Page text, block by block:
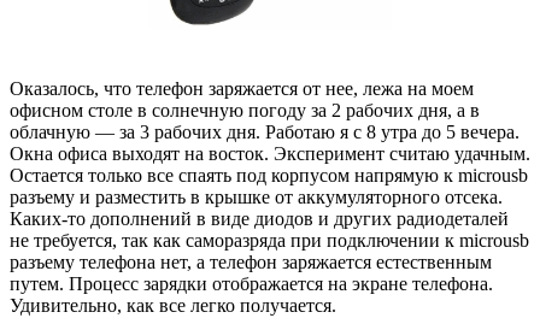
Оказалось, что телефон заряжается от нее, лежа на моем
офисном столе в солнечную погоду за 2 рабочих дня, а в
облачную — за 3 рабочих дня. Работаю я с 8 утра до 5 вечера.
Окна офиса выходят на восток. Эксперимент считаю удачным.
Остается только все спаять под корпусом напрямую к microusb
разъему и разместить в крышке от аккумуляторного отсека.
Каких-то дополнений в виде диодов и других радиодеталей
не требуется, так как саморазряда при подключении к microusb
разъему телефона нет, а телефон заряжается естественным
путем. Процесс зарядки отображается на экране телефона.
Удивительно, как все легко получается.